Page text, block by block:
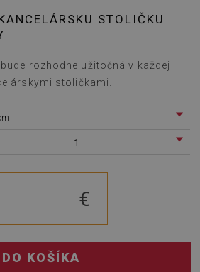
STOLIČKU
rozhodne užitočná v každej
stoličkami.
1
€
DO KOŠÍKA